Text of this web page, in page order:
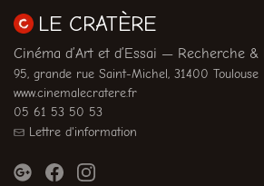
LE CRATÈRE
Cinéma d’Art et d’Essai — Recherche &
95, grande rue Saint-Michel, 31400 Toulouse
www.cinemalecratere.fr
05 61 53 50 53
Lettre d'information